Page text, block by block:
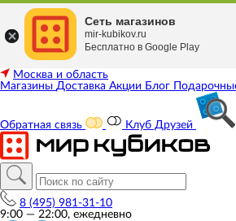
Москва и область
Магазины Доставка Акции Блог
Обратная связь Клуб Друзей
8 (495) 981-31-10
9:00 — 22:00, ежедневно
Сеть магазинов
mir-kubikov.ru
Бесплатно в Google Play